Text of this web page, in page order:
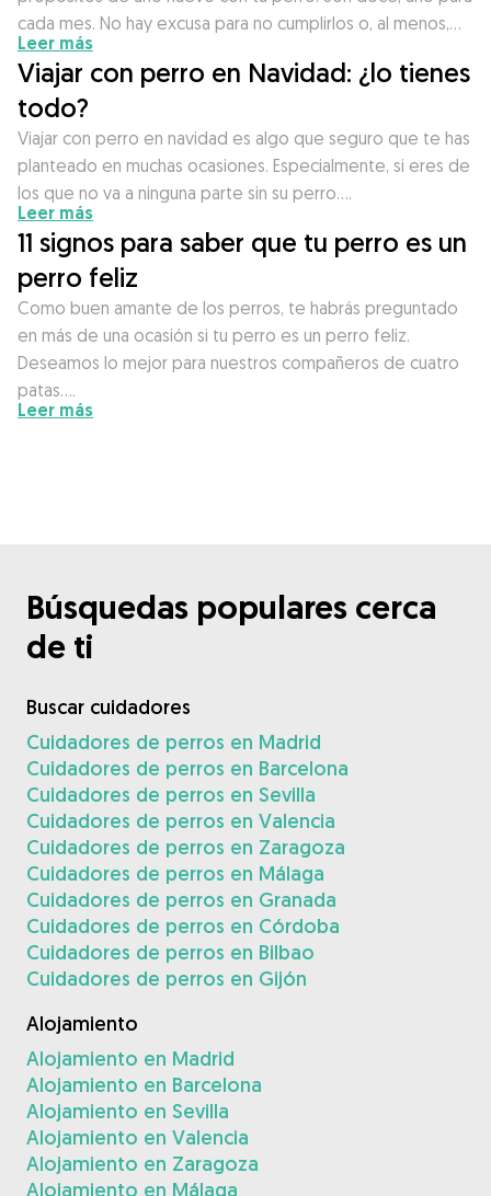
cada mes. No hay excusa para no cumplirlos o, al menos,…
Leer más
Viajar con perro en Navidad: ¿lo tienes
todo?
Viajar con perro en navidad es algo que seguro que te has
planteado en muchas ocasiones. Especialmente, si eres de
los que no va a ninguna parte sin su perro….
Leer más
11 signos para saber que tu perro es un
perro feliz
Como buen amante de los perros, te habrás preguntado
en más de una ocasión si tu perro es un perro feliz.
Deseamos lo mejor para nuestros compañeros de cuatro
patas….
Leer más
Búsquedas populares cerca
de ti
Buscar cuidadores
Cuidadores de perros en Madrid
Cuidadores de perros en Barcelona
Cuidadores de perros en Sevilla
Cuidadores de perros en Valencia
Cuidadores de perros en Zaragoza
Cuidadores de perros en Málaga
Cuidadores de perros en Granada
Cuidadores de perros en Córdoba
Cuidadores de perros en Bilbao
Cuidadores de perros en Gijón
Alojamiento
Alojamiento en Madrid
Alojamiento en Barcelona
Alojamiento en Sevilla
Alojamiento en Valencia
Alojamiento en Zaragoza
Alojamiento en Málaga